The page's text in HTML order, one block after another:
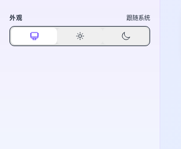
外观 跟随系统